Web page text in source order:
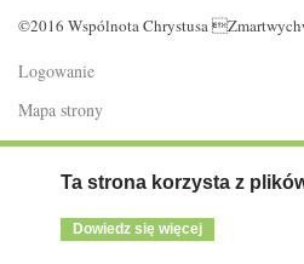
©2016 Wspólnota Chrystusa
Logowanie
Mapa strony
Polityka prywatności
Ta strona korzysta z
Dowiedz się więcej